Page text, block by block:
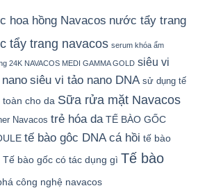
hoa hồng Navacos nước tẩy trang
tẩy trang navacos serum khóa ẩm
24K NAVACOS MEDI GAMMA GOLD siêu vi
siêu vi tảo nano DNA sử dụng tế
cho da Sữa rửa mặt Navacos
Navacos trẻ hóa da TẾ BÀO GỐC
tế bào gôc DNA cá hồi tế bào
Tế bào gốc có tác dụng gì Tế bào
công nghệ navacos